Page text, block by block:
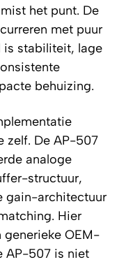
het punt. De
met puur
is stabiliteit, lage
behuizing.
zelf. De AP-507
analoge
structuur,
gain-architectuur
Hier
generieke OEM-
AP-507 is niet